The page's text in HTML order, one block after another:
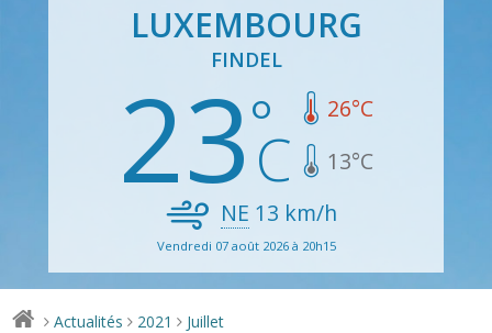
LUXEMBOURG
FINDEL
23 26°C
13°C
NE 13 km/h
Vendredi 07 août 2026 à 20h15
> Actualités > 2021 > Juillet